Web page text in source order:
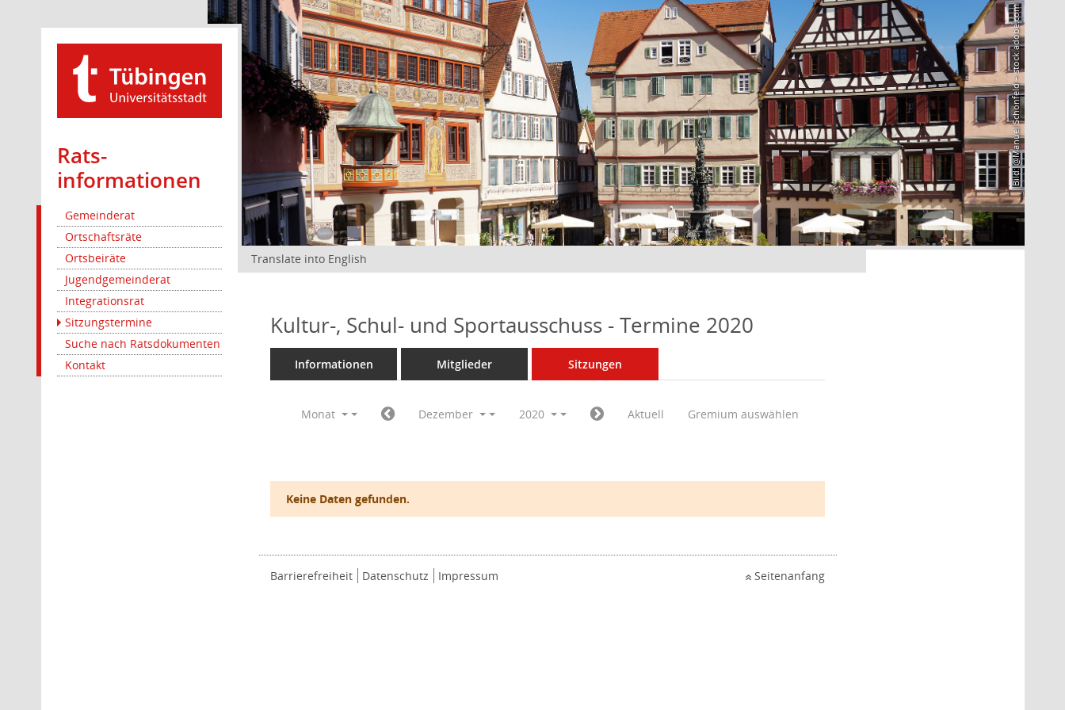
Rats­
informationen
Gemeinderat
Ortschaftsräte
Ortsbeiräte
Jugendgemeinderat
Integrationsrat
Sitzungstermine
Suche nach Ratsdokumenten
Kontakt
Bild: @Manuel Schönfeld – stock.adobe.com
Translate into English
Kultur-, Schul- und Sportausschuss - Termine 2020
Informationen Mitglieder Sitzungen
Monat Dezember 2020 Aktuell Gremium auswählen
Keine Daten gefunden.
Barrierefreiheit Datenschutz Impressum Seitenanfang